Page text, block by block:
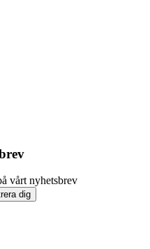
vårt nyhetsbrev
dig